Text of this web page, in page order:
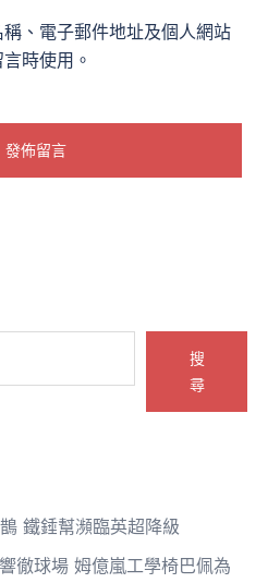
、電子郵件地址及個人網站
時使用。
搜
尋
鐵錘幫瀕臨英超降級
徹球場 姆億嵐工學椅巴佩為